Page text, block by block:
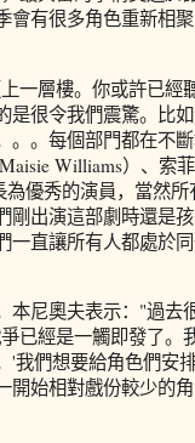
會有很多角色重新相
一層樓。你或許已經
是很令我們震驚。比
。。每個部門都在不
Williams）、索
優秀的演員，當然所
剛出演這部劇時還是
一直讓所有人都處於
本尼奧夫表示："過去
已經是一觸即發了。
'我們想要給角色們安
開始相對戲份較少的